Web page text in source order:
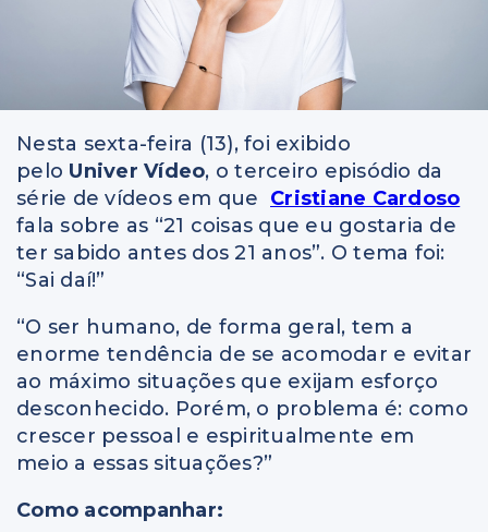
Nesta sexta-feira (13), foi exibido
pelo Univer Vídeo, o terceiro episódio da
série de vídeos em que Cristiane Cardoso
fala sobre as “21 coisas que eu gostaria de
ter sabido antes dos 21 anos”. O tema foi:
“Sai daí!”
“O ser humano, de forma geral, tem a
enorme tendência de se acomodar e evitar
ao máximo situações que exijam esforço
desconhecido. Porém, o problema é: como
crescer pessoal e espiritualmente em
meio a essas situações?”
Como acompanhar: